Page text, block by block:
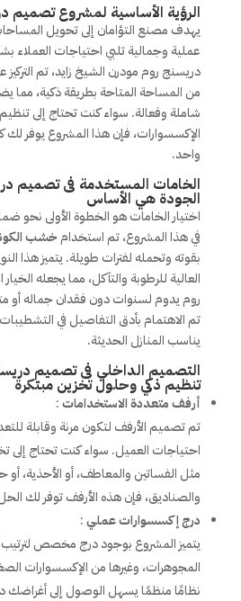
الرؤية الأساسية لمشروع تصميم
يهدف مصنع التؤامان إلى تحويل
عملية وجمالية تلبي احتياجات
دريسنج روم مودرن الشيخ زايد، تم
من المساحة المتاحة بطريقة ذكية، مما
شاملة وفعالة. سواء كنت تحتاج إلى تنظيم
الإكسسوارات، فإن هذا المشروع يوفر لك
واحد.
الخامات المستخدمة فى تصميم
الجودة هي الأساس
اختيار الخامات هو الخطوة الأولى نحو
في هذا المشروع، تم استخدامخشب
بقوته وتحمله لفترات طويلة. يتميز هذا
العالية للرطوبة والتآكل، مما يجعله
روم يدوم لسنوات دون فقدان جماله أو
تم الاهتمام بأدق التفاصيل في
يناسب المنازل الحديثة.
التصميم الداخلي فى تصميم
تنظيم ذكي وحلول تخزين مبتكرة
أرفف متعددة الاستخدامات:
تم تصميم الأرفف لتكون مرنة وقابلة
احتياجات العميل. سواء كنت تحتاج إلى
مثل الفساتين والمعاطف، أو الأحذية، أو
والصناديق، فإن هذه الأرفف توفر لك
درج إكسسوارات عملي:
يتميز المشروع بوجود درج مخصص لترتيب
المجوهرات، وغيرها من الإكسسوارات
نظامًا منظمًا يسهل الوصول إلى